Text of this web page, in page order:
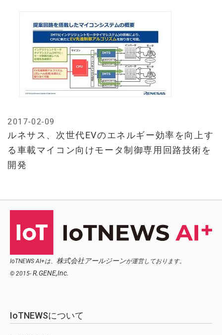
ルネサス、次世代EVのエネルギー効率を向上す
る車載マイコン向けモータ制御専用回路技術を
開発
2017-02-09
IoTNEWS AI+は、 株式会社アールジーンが運営しております。
© 2015- R.GENE,Inc.
IoTNEWSについて